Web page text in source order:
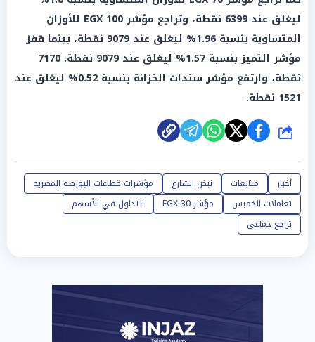
ليغلق عند 6399 نقطة، وتراجع مؤشر EGX 100 للأوزان
المتساوية بنسبة 1.96% ليغلق عند 9079 نقطة، بينما قفز
مؤشر التميز بنسبة 1.57% ليغلق عند 9079 نقطة. 7170
نقطة، وارتفع مؤشر سندات الخزانة بنسبة 0.52% ليغلق عند
1521 نقطة.
شارك
أخبار متابعات نبض الشارع
مؤشرات قطاعات البورصة المصرية
تعاملات الخميس
مؤشر EGX 30
التداول في الأسهم
تراجع جماعي